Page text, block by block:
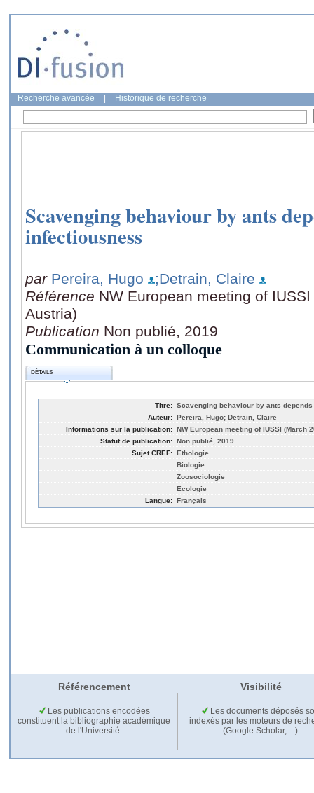
Recherche avancée Historique de recherche
Scavenging behaviour by ants
infectiousness
par Pereira, Hugo
;Detrain, Claire
Référence NW European meeting of
Austria)
Publication Non publié, 2019
Communication à un colloque
DÉTAILS
Titre: Scavenging behaviour by ants
Auteur: Pereira, Hugo; Detrain, Claire
Informations sur la publication: NW European meeting of IUSSI (March
Statut de publication: Non publié, 2019
Sujet CREF: Ethologie
Biologie
Zoosociologie
Ecologie
Langue: Français
Référencement Visibilité
Les publications encodées
constituent la bibliographie académique
de l'Université.
Les documents déposés
indexés par les moteurs de
(Google Scholar,…).